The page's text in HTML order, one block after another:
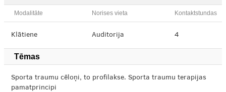
Modalitāte Norises vieta Kontaktstundas
Klātiene Auditorija 4
Tēmas
Sporta traumu cēloņi, to profilakse. Sporta traumu terapijas
pamatprincipi